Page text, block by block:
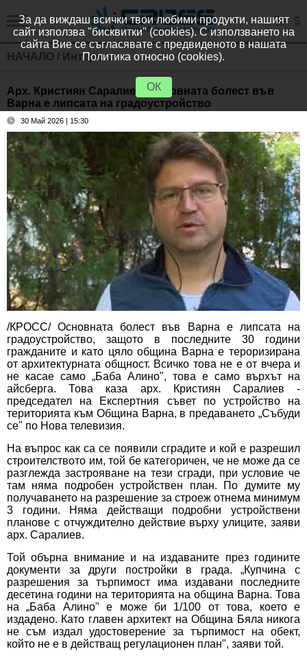
НАЧАЛО / Интервюта
Арх. Кристиян Саралиев: Основната болест във
Варна е липсата на градоустройство
30 Май 2026 | 15:30
/КРОСС/ Основната болест във Варна е липсата на
градоустройство, защото в последните 30 години
гражданите и като цяло община Варна е тероризирана
от архитектурната общност. Всичко това не е от вчера и
не касае само „Баба Алино", това е само върхът на
айсберга. Това каза арх. Кристиян Саралиев -
председател на Експертния съвет по устройство на
територията към Община Варна, в предаването „Събуди
се" по Нова телевизия.
На въпрос как са се появили сградите и кой е разрешил
строителството им, той бе категоричен, че не може да се
разглежда застрояване на тези сгради, при условие че
там няма подробен устройствен план. По думите му
получаването на разрешение за строеж отнема минимум
3 години. Няма действащи подробни устройствени
планове с отчуждително действие върху улиците, заяви
арх. Саралиев.
Той обърна внимание и на издаваните през годините
документи за други постройки в града. „Купчина с
разрешения за търпимост има издавани последните
десетина години на територията на община Варна. Това
на „Баба Алино" е може би 1/100 от това, което е
издадено. Като главен архитект на Община Бяла никога
не съм издал удостоверение за търпимост на обект,
който не е в действащ регулационен план", заяви той.
За да виждаш всички твои любими продукти, нашият
сайт използва "бисквитки" (cookies). С използването на
сайта Вие се съгласявате с предвиденото в нашата
Политика относно (cookies).
ОК